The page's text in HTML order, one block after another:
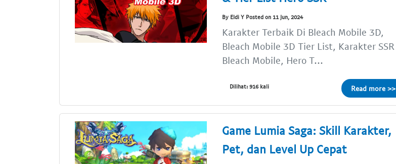
By Eldi Y Posted on 11 Jun, 2024
Karakter Terbaik Di Bleach Mobile 3D,
Bleach Mobile 3D Tier List, Karakter SSR
Bleach Mobile, Hero T...
Dilihat: 916 kali Read more >>
Game Lumia Saga: Skill Karakter,
Pet, dan Level Up Cepat